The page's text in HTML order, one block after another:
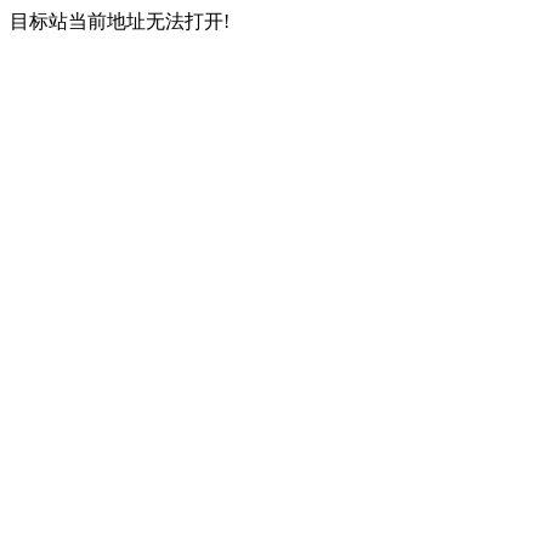
目标站当前地址无法打开!